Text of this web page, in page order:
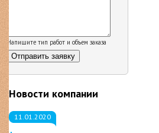
Напишите тип работ и объем заказа
Новости компании
11.01.2020